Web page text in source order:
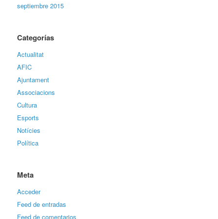
septiembre 2015
Categorías
Actualitat
AFIC
Ajuntament
Associacions
Cultura
Esports
Notícies
Política
Meta
Acceder
Feed de entradas
Feed de comentarios